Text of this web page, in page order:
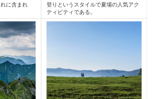
GIRO
United
States
Finland